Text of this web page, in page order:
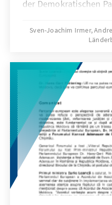
der Demokratischen
Wirtschaft und wurde
Amt nominiert,
Ernennung eines
Geschäftsmannes
Sven-Joachim Irmer,